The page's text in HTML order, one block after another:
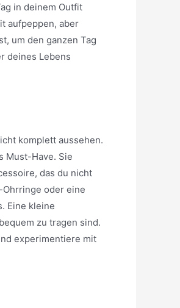
in deinem Outfit
aufpeppen, aber
um den ganzen Tag
deines Lebens
komplett aussehen.
Must-Have. Sie
das du nicht
oder eine
Eine kleine
zu tragen sind.
experimentiere mit